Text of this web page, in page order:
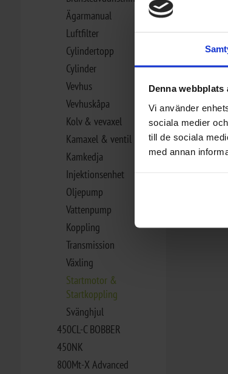
Denna webbplats
Vi använder
sociala medier
till de sociala
med annan
Ägarmanual
Luftfilter
Cylindertopp
Cylinder
Vevhus
Vevhuskåpa
Kolv & vevaxel
Kamaxel & ventil
Kamkedja
Injektionsenhet
Oljepump
Vattenpump
Koppling
Transmission
Växling
Startmotor &
Startkoppling
Svänghjul
450CL-C BOBBER
450NK
800Mt-X Advanced